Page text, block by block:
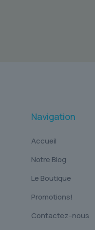
Navigation
Accueil
Notre Blog
Le Boutique
Promotions!
Contactez-nous